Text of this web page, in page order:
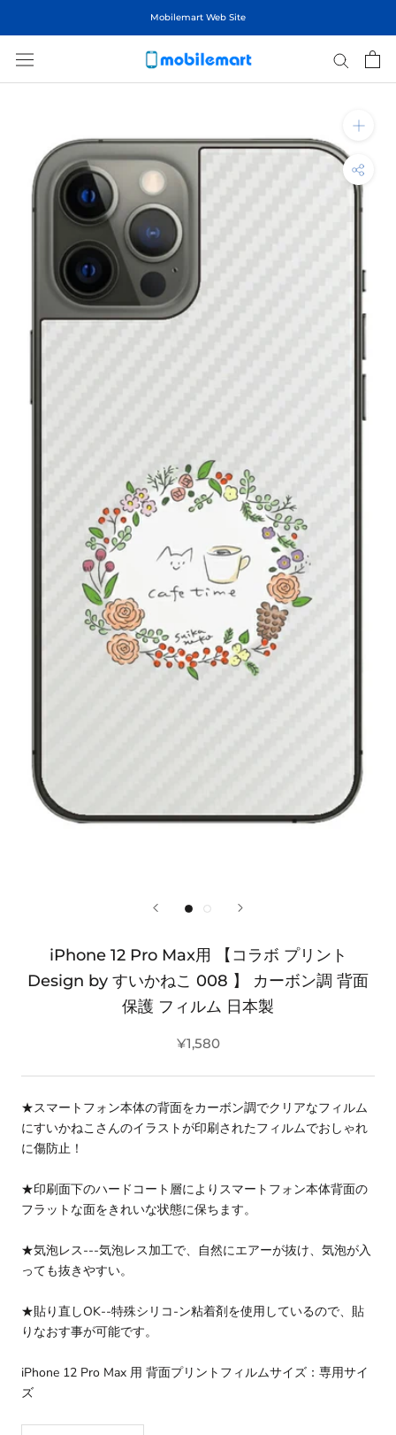
Mobilemart Web Site
iPhone 12 Pro Max用 【コラボ プリント
Design by すいかねこ 008 】 カーボン調 背面
保護 フィルム 日本製
¥1,580
★スマートフォン本体の背面をカーボン調でクリアなフィルム
にすいかねこさんのイラストが印刷されたフィルムでおしゃれ
に傷防止！
★印刷面下のハードコート層によりスマートフォン本体背面の
フラットな面をきれいな状態に保ちます。
★気泡レス---気泡レス加工で、自然にエアーが抜け、気泡が入
っても抜きやすい。
★貼り直しOK--特殊シリコ-ン粘着剤を使用しているので、貼
りなおす事が可能です。
iPhone 12 Pro Max 用 背面プリントフィルムサイズ：専用サイ
ズ